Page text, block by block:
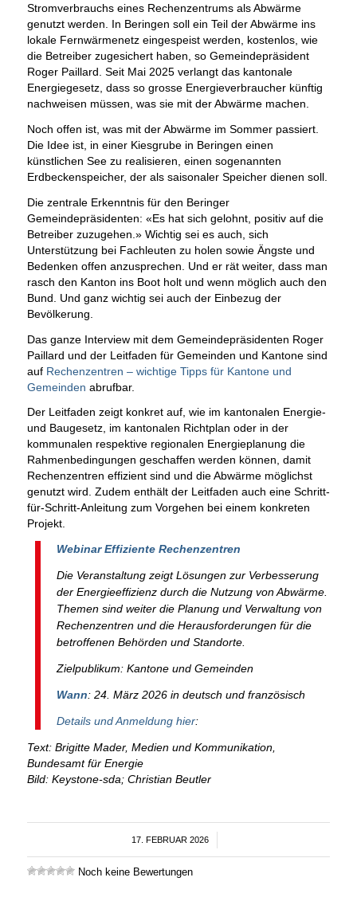
Stromverbrauchs eines Rechenzentrums als Abwärme
genutzt werden. In Beringen soll ein Teil der Abwärme ins
lokale Fernwärmenetz eingespeist werden, kostenlos, wie
die Betreiber zugesichert haben, so Gemeindepräsident
Roger Paillard. Seit Mai 2025 verlangt das kantonale
Energiegesetz, dass so grosse Energieverbraucher künftig
nachweisen müssen, was sie mit der Abwärme machen.
Noch offen ist, was mit der Abwärme im Sommer passiert.
Die Idee ist, in einer Kiesgrube in Beringen einen
künstlichen See zu realisieren, einen sogenannten
Erdbeckenspeicher, der als saisonaler Speicher dienen soll.
Die zentrale Erkenntnis für den Beringer
Gemeindepräsidenten: «Es hat sich gelohnt, positiv auf die
Betreiber zuzugehen.» Wichtig sei es auch, sich
Unterstützung bei Fachleuten zu holen sowie Ängste und
Bedenken offen anzusprechen. Und er rät weiter, dass man
rasch den Kanton ins Boot holt und wenn möglich auch den
Bund. Und ganz wichtig sei auch der Einbezug der
Bevölkerung.
Das ganze Interview mit dem Gemeindepräsidenten Roger
Paillard und der Leitfaden für Gemeinden und Kantone sind
auf Rechenzentren – wichtige Tipps für Kantone und
Gemeinden abrufbar.
Der Leitfaden zeigt konkret auf, wie im kantonalen Energie-
und Baugesetz, im kantonalen Richtplan oder in der
kommunalen respektive regionalen Energieplanung die
Rahmenbedingungen geschaffen werden können, damit
Rechenzentren effizient sind und die Abwärme möglichst
genutzt wird. Zudem enthält der Leitfaden auch eine Schritt-
für-Schritt-Anleitung zum Vorgehen bei einem konkreten
Projekt.
Webinar Effiziente Rechenzentren
Die Veranstaltung zeigt Lösungen zur Verbesserung
der Energieeffizienz durch die Nutzung von Abwärme.
Themen sind weiter die Planung und Verwaltung von
Rechenzentren und die Herausforderungen für die
betroffenen Behörden und Standorte.
Zielpublikum: Kantone und Gemeinden
Wann: 24. März 2026 in deutsch und französisch
Details und Anmeldung hier:
Text: Brigitte Mader, Medien und Kommunikation,
Bundesamt für Energie
Bild: Keystone-sda; Christian Beutler
17. FEBRUAR 2026
/
Noch keine Bewertungen